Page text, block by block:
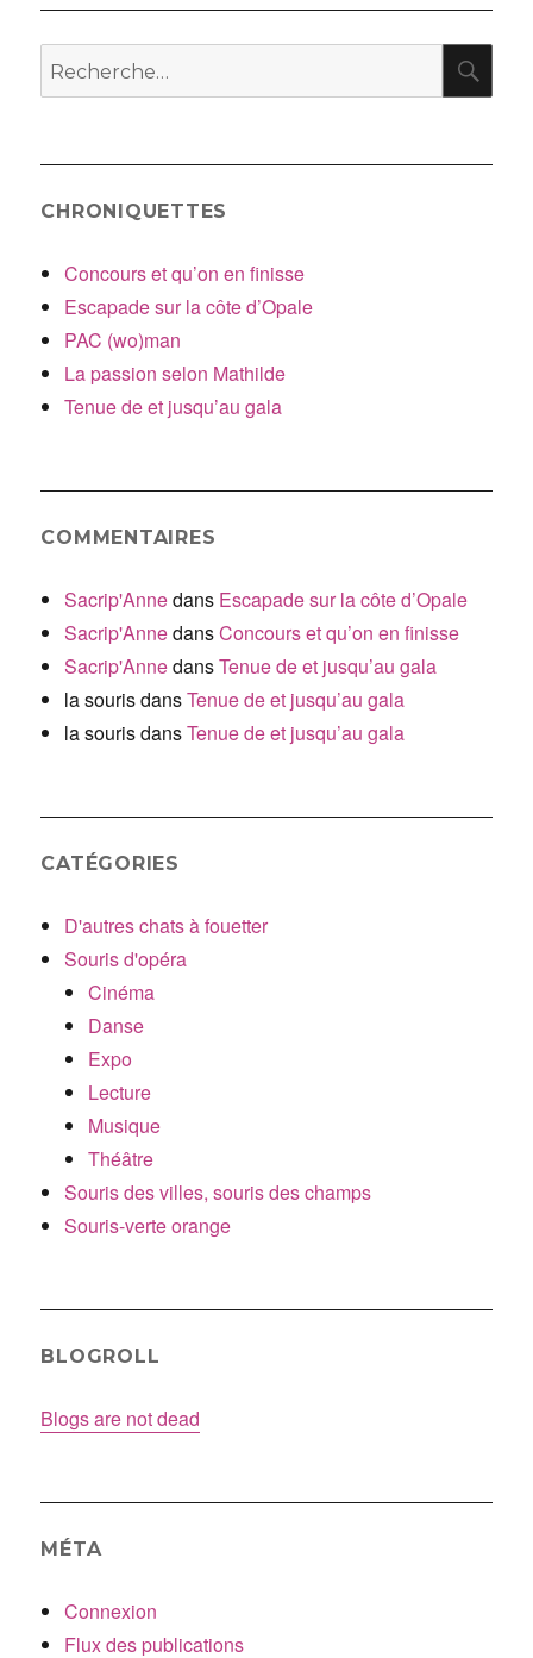
Recherche
pour
CHRONIQUETTES
Concours et qu’on en finisse
Escapade sur la côte d’Opale
PAC (wo)man
La passion selon Mathilde
Tenue de et jusqu’au gala
COMMENTAIRES
Sacrip'Annedans Escapade sur la côte d’Opale
Sacrip'AnnedansConcours et qu’on en finisse
Sacrip'AnnedansTenue de et jusqu’au gala
la sourisdansTenue de et jusqu’au gala
la sourisdansTenue de et jusqu’au gala
CATÉGORIES
D'autres chats à fouetter
Souris d'opéra
Cinéma
Danse
Expo
Lecture
Musique
Théâtre
Souris des villes, souris des champs
Souris-verte orange
BLOGROLL
Blogs are not dead
MÉTA
Connexion
Flux des publications